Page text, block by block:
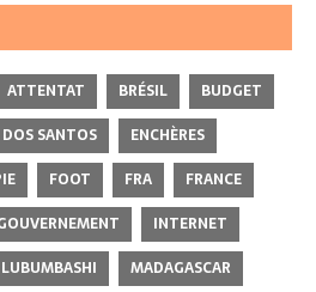
ATTENTAT BRÉSIL
BUDGET
DOS SANTOS
ENCHÈRES
FOOT FRA
FRANCE
INTERNET
LUBUMBASHI
MADAGASCAR